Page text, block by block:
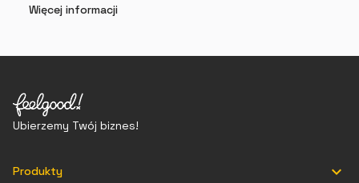
Więcej informacji
Ubierzemy Twój biznes!
Produkty 